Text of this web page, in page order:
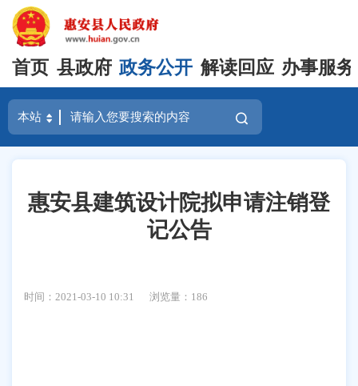
首页 县政府 政务公开 解读回应 办事服务
惠安县建筑设计院拟申请注销登
记公告
时间：2021-03-10 10:31 浏览量： 186